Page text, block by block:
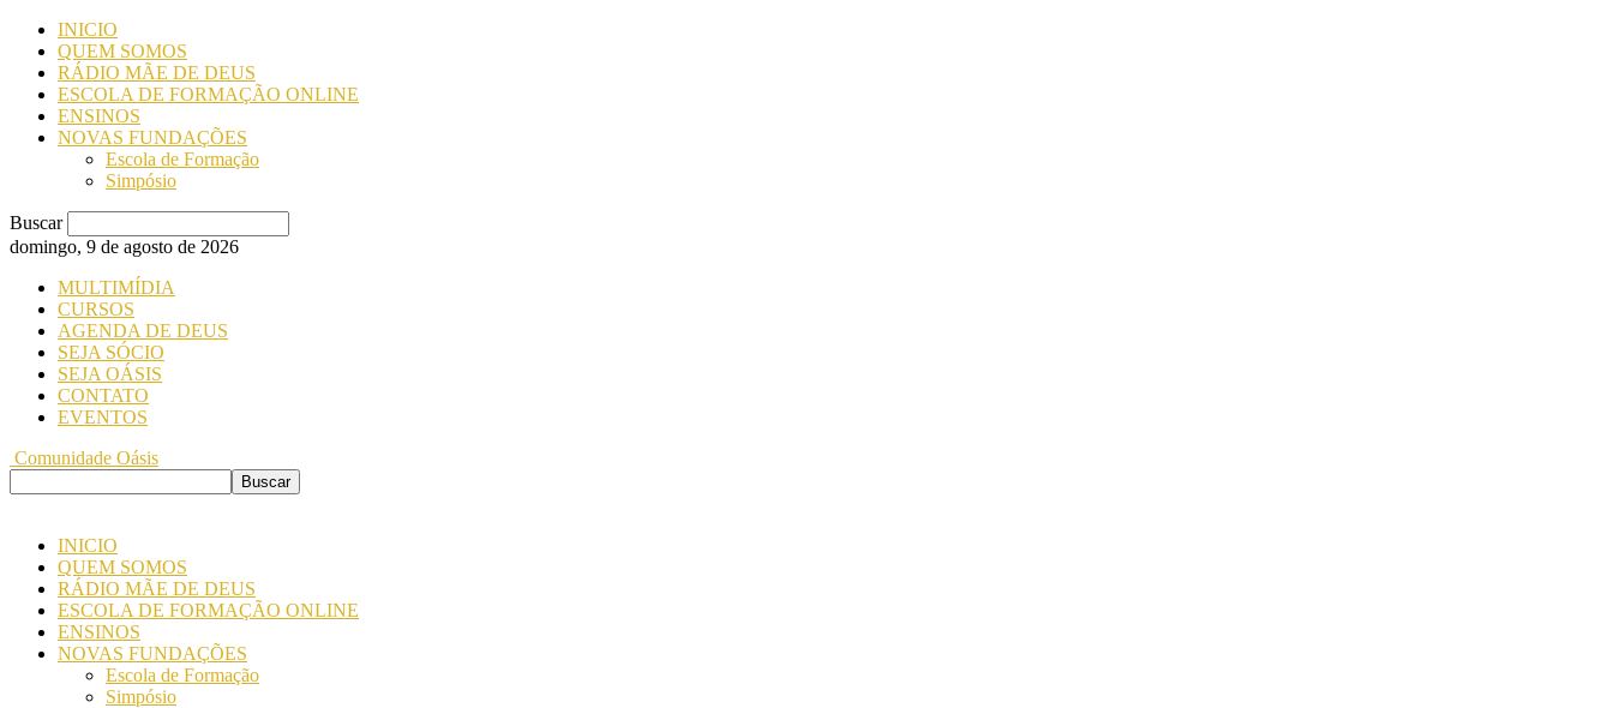
INICIO
QUEM SOMOS
RÁDIO MÃE DE DEUS
ESCOLA DE FORMAÇÃO ONLINE
ENSINOS
NOVAS FUNDAÇÕES
Escola de Formação
Simpósio
Buscar
domingo, 9 de agosto de 2026
MULTIMÍDIA
CURSOS
AGENDA DE DEUS
SEJA SÓCIO
SEJA OÁSIS
CONTATO
EVENTOS
Comunidade Oásis
INICIO
QUEM SOMOS
RÁDIO MÃE DE DEUS
ESCOLA DE FORMAÇÃO ONLINE
ENSINOS
NOVAS FUNDAÇÕES
Escola de Formação
Simpósio